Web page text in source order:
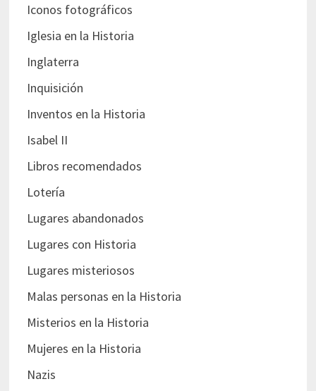
Iconos fotográficos
Iglesia en la Historia
Inglaterra
Inquisición
Inventos en la Historia
Isabel II
Libros recomendados
Lotería
Lugares abandonados
Lugares con Historia
Lugares misteriosos
Malas personas en la Historia
Misterios en la Historia
Mujeres en la Historia
Nazis